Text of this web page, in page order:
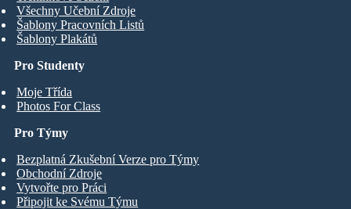
Pro Studenty
Moje Třída
Photos For Class
Všechny Učební Zdroje
Šablony Pracovních Listů
Šablony Plakátů
Pro Týmy
Bezplatná Zkušební Verze pro Týmy
Obchodní Zdroje
Vytvořte pro Práci
Připojit ke Svému Týmu